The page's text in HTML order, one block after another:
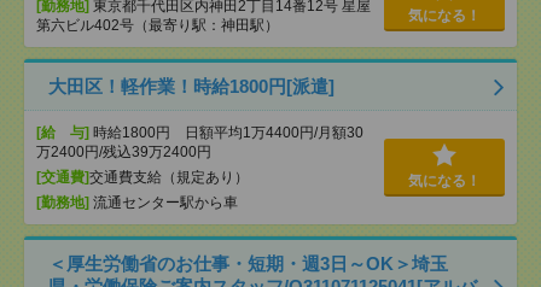
[勤務地] 東京都千代田区内神田2丁目14番12号 星屋
第六ビル402号（最寄り駅：神田駅）
気になる！
大田区！軽作業！時給1800円[派遣]
[給 与] 時給1800円 日額平均1万4400円/月額30
万2400円/残込39万2400円
[交通費]交通費支給（規定あり）
[勤務地] 流通センター駅から車
気になる！
＜厚生労働省のお仕事・短期・週3日～OK＞埼玉